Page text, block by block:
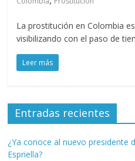
La prostitución en Colombia
visibilizando con el paso de
Leer más
Entradas recientes
¿Ya conoce al nuevo presidente
Espriella?